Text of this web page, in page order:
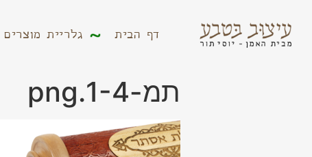
דף הבית גלריית דף הבית גלריית מוצרים
תמ-1-4.png